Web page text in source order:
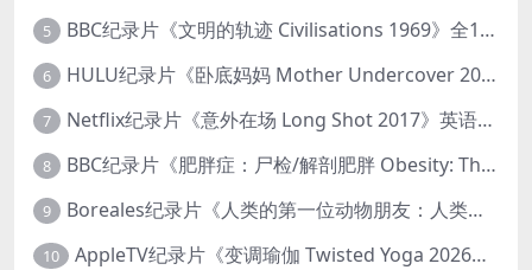
5 BBC纪录片《文明的轨迹 Civilisations 1969》全13集 英语中英双字 高清收藏版 1080P/MKV/64.1G 西方艺术史话
6 HULU纪录片《卧底妈妈 Mother Undercover 2023》全4集 英语中英双字 官方纯净版 1080P/MKV/7.6G 拯救孩子
7 Netflix纪录片《意外在场 Long Shot 2017》英语中字 720P/NKV/1.06GB 美国谋杀误判案件
8 BBC纪录片《肥胖症：尸检/解剖肥胖 Obesity: The Post Mortem 2016》英语中英双字 无水印纯净版 1080P/MKV/1.03G
9 Boreales纪录片《人类的第一位动物朋友：人类和狗的神奇故事 Man’s First Friend 2018》英语中英双字 1080P/MP4/1.8G 狗的神奇故事
10 AppleTV纪录片《变调瑜伽 Twisted Yoga 2026》全3集 英语中英双字 无水印纯净版 1080P/MKV/10G 瑜伽大师背后的真相